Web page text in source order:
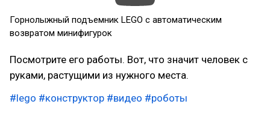
Горнолыжный подъемник LEGO с автоматическим
возвратом минифигурок
Посмотрите его работы. Вот, что значит человек с
руками, растущими из нужного места.
#lego #конструктор #видео #роботы